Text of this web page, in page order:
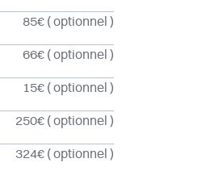
85€ ( optionnel )
66€ ( optionnel )
15€ ( optionnel )
250€ ( optionnel )
324€ ( optionnel )